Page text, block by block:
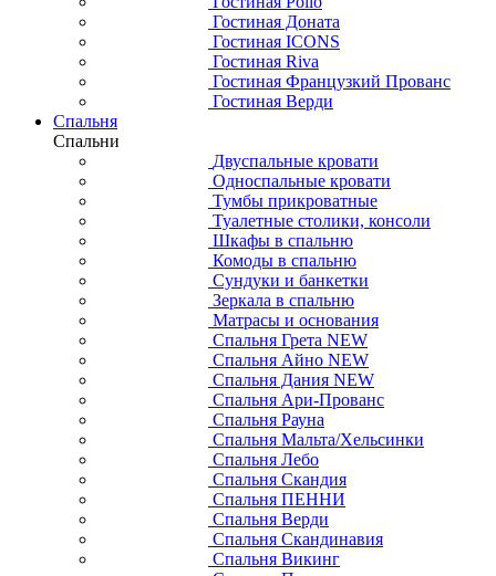
Гостиная Доната
Гостиная ICONS
Гостиная Riva
Гостиная Французкий Прованс
Гостиная Верди
Спальня
Спальни
Двуспальные кровати
Односпальные кровати
Тумбы прикроватные
Туалетные столики, консоли
Шкафы в спальню
Комоды в спальню
Сундуки и банкетки
Зеркала в спальню
Матрасы и основания
Спальня Грета NEW
Спальня Айно NEW
Спальня Дания NEW
Спальня Ари-Прованс
Спальня Рауна
Спальня Мальта/Хельсинки
Спальня Лебо
Спальня Скандия
Спальня ПЕННИ
Спальня Верди
Спальня Скандинавия
Спальня Викинг